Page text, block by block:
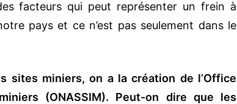
facteurs qui peut représenter un frein à
pays et ce n’est pas seulement dans le
sites miniers, on a la création de l’Office
(ONASSIM). Peut-on dire que les